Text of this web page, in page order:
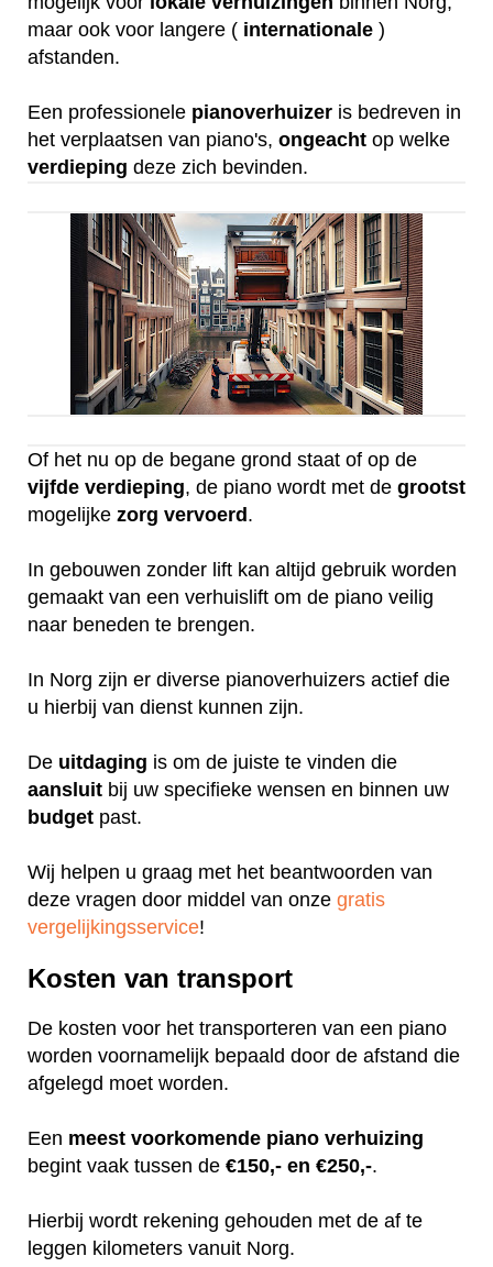
maar ook voor langere ( internationale )
afstanden.
Een professionele pianoverhuizer is bedreven in
het verplaatsen van piano's, ongeacht op welke
verdieping deze zich bevinden.
Of het nu op de begane grond staat of op de
vijfde verdieping, de piano wordt met de grootst
mogelijke zorg vervoerd.
In gebouwen zonder lift kan altijd gebruik worden
gemaakt van een verhuislift om de piano veilig
naar beneden te brengen.
In Norg zijn er diverse pianoverhuizers actief die
u hierbij van dienst kunnen zijn.
De uitdaging is om de juiste te vinden die
aansluit bij uw specifieke wensen en binnen uw
budget past.
Wij helpen u graag met het beantwoorden van
deze vragen door middel van onze gratis
vergelijkingsservice!
Kosten van transport
De kosten voor het transporteren van een piano
worden voornamelijk bepaald door de afstand die
afgelegd moet worden.
Een meest voorkomende piano verhuizing
begint vaak tussen de €150,- en €250,-.
Hierbij wordt rekening gehouden met de af te
leggen kilometers vanuit Norg.